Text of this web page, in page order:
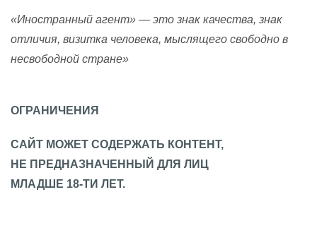
«Иностранный агент» — это знак качества, знак
отличия, визитка человека, мыслящего свободно в
несвободной стране»
ОГРАНИЧЕНИЯ
САЙТ МОЖЕТ СОДЕРЖАТЬ КОНТЕНТ,
НЕ ПРЕДНАЗНАЧЕННЫЙ ДЛЯ ЛИЦ
МЛАДШЕ 18-ТИ ЛЕТ.